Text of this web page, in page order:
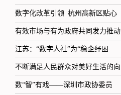
数字化改革引领 杭州高新区贴心
有效市场与有为政府共同发力推动
江苏：“数字人社”为“稳企纾困
不断满足人民群众对美好生活的向
数“智”有戏——深圳市政协委员